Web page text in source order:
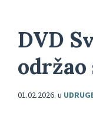
DVD
01.02.2026. u